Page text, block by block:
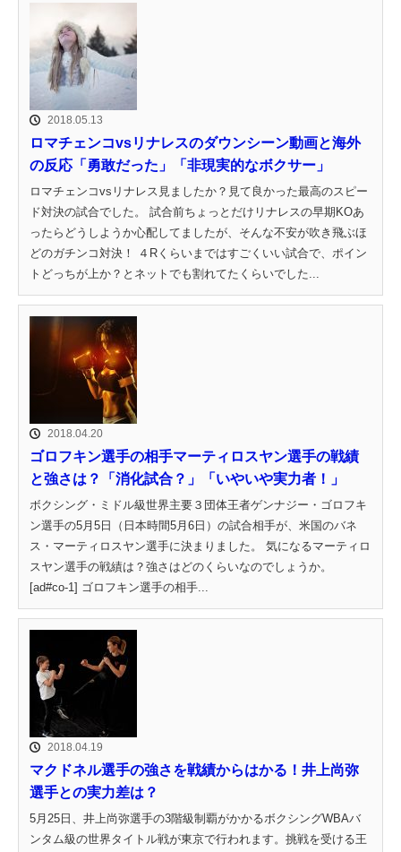
2018.05.13
ロマチェンコvsリナレスのダウンシーン動画と海外
の反応「勇敢だった」「非現実的なボクサー」
ロマチェンコvsリナレス見ましたか？見て良かった最高のスピー
ド対決の試合でした。 試合前ちょっとだけリナレスの早期KOあ
ったらどうしようか心配してましたが、そんな不安が吹き飛ぶほ
どのガチンコ対決！ ４Rくらいまではすごくいい試合で、ポイン
トどっちが上か？とネットでも割れてたくらいでした...
2018.04.20
ゴロフキン選手の相手マーティロスヤン選手の戦績
と強さは？「消化試合？」「いやいや実力者！」
ボクシング・ミドル級世界主要３団体王者ゲンナジー・ゴロフキ
ン選手の5月5日（日本時間5月6日）の試合相手が、米国のバネ
ス・マーティロスヤン選手に決まりました。 気になるマーティロ
スヤン選手の戦績は？強さはどのくらいなのでしょうか。
[ad#co-1] ゴロフキン選手の相手...
2018.04.19
マクドネル選手の強さを戦績からはかる！井上尚弥
選手との実力差は？
5月25日、井上尚弥選手の3階級制覇がかかるボクシングWBAバ
ンタム級の世界タイトル戦が東京で行われます。挑戦を受ける王